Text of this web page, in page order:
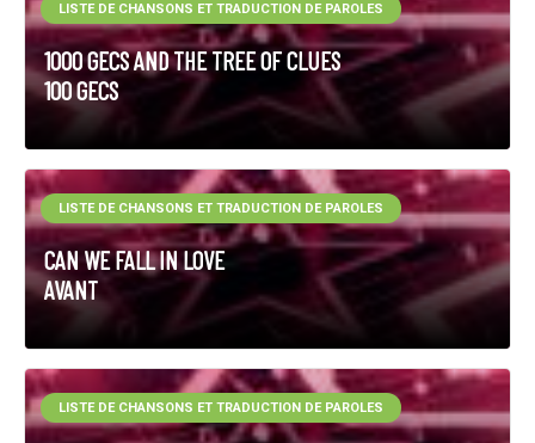
1000 GECS AND THE TREE OF CLUES
100 GECS
LISTE DE CHANSONS ET TRADUCTION DE PAROLES
CAN WE FALL IN LOVE
AVANT
LISTE DE CHANSONS ET TRADUCTION DE PAROLES
LISTE DE CHANSONS ET TRADUCTION DE PAROLES